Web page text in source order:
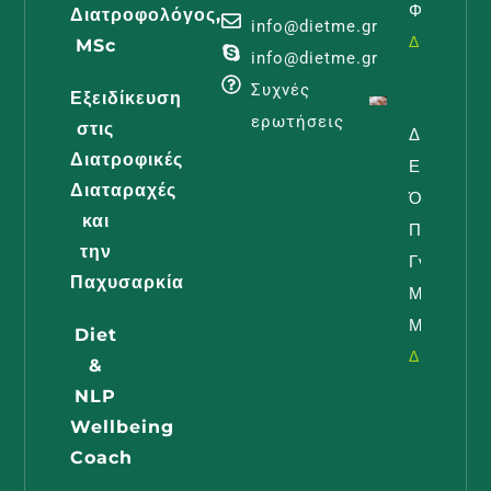
Διατροφολόγος,
MSc
Εξειδίκευση
στις
Διατροφικές
Διαταραχές
και
την
Παχυσαρκία
Diet
&
NLP
Wellbeing
Coach
info@dietme.gr
info@dietme.gr
Συχνές
ερωτήσεις
Φροντίδα
Διαβάστε
Διατροφή
Όλα Όσα
Πρέπει
Γνωρίζει
Μαμά
Διαβάστε